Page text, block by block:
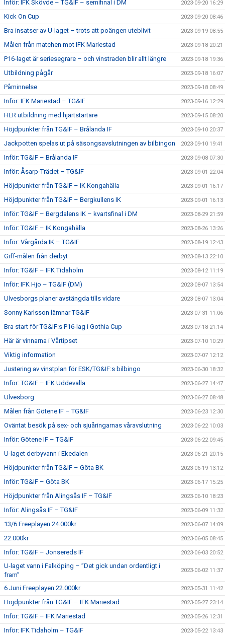
Inför: IFK Skövde – TG&IF – semifinal i DM 2023-09-20 16:29
Kick On Cup 2023-09-20 08:46
Bra insatser av U-laget – trots att poängen uteblivit 2023-09-19 08:55
Målen från matchen mot IFK Mariestad 2023-09-18 20:21
P16-laget är seriesegrare – och vinstraden blir allt längre 2023-09-18 19:36
Utbildning pågår 2023-09-18 16:07
Påminnelse 2023-09-18 08:49
Inför: IFK Mariestad – TG&IF 2023-09-16 12:29
HLR utbildning med hjärtstartare 2023-09-15 08:20
Höjdpunkter från TG&IF – Brålanda IF 2023-09-10 20:37
Jackpotten spelas ut på säsongsavslutningen av bilbingon 2023-09-10 19:41
Inför: TG&IF – Brålanda IF 2023-09-08 07:30
Inför: Åsarp-Trädet – TG&IF 2023-09-01 22:04
Höjdpunkter från TG&IF – IK Kongahälla 2023-09-01 16:17
Höjdpunkter från TG&IF – Bergkullens IK 2023-09-01 16:13
Inför: TG&IF – Bergdalens IK – kvartsfinal i DM 2023-08-29 21:59
Inför: TG&IF – IK Kongahälla 2023-08-26 13:26
Inför: Vårgårda IK – TG&IF 2023-08-19 12:43
Giff-målen från derbyt 2023-08-13 22:10
Inför: TG&IF – IFK Tidaholm 2023-08-12 11:19
Inför: IFK Hjo – TG&IF (DM) 2023-08-07 13:54
Ulvesborgs planer avstängda tills vidare 2023-08-07 13:04
Sonny Karlsson lämnar TG&IF 2023-07-31 11:06
Bra start för TG&IF:s P16-lag i Gothia Cup 2023-07-18 21:14
Här är vinnarna i Vårtipset 2023-07-10 10:29
Viktig information 2023-07-07 12:12
Justering av vinstplan för ESK/TG&IF:s bilbingo 2023-06-30 18:32
Inför: TG&IF – IFK Uddevalla 2023-06-27 14:47
Ulvesborg 2023-06-27 08:48
Målen från Götene IF – TG&IF 2023-06-23 12:30
Oväntat besök på sex- och sjuåringarnas våravslutning 2023-06-22 10:03
Inför: Götene IF – TG&IF 2023-06-22 09:45
U-laget derbyvann i Ekedalen 2023-06-21 20:15
Höjdpunkter från TG&IF – Göta BK 2023-06-19 13:12
Inför: TG&IF – Göta BK 2023-06-17 15:25
Höjdpunkter från Alingsås IF – TG&IF 2023-06-10 18:23
Inför: Alingsås IF – TG&IF 2023-06-09 11:32
13/6 Freeplayen 24.000kr 2023-06-07 14:09
22.000kr 2023-06-05 08:45
Inför: TG&IF – Jonsereds IF 2023-06-03 20:52
U-laget vann i Falköping – ”Det gick undan ordentligt i
fram”
2023-06-02 11:37
6 Juni Freeplayen 22.000kr 2023-05-31 11:42
Höjdpunkter från TG&IF – IFK Mariestad 2023-05-27 23:14
Inför: TG&IF – IFK Mariestad 2023-05-26 12:31
Inför: IFK Tidaholm – TG&IF 2023-05-22 13:43